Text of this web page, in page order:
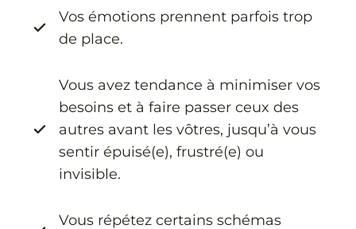
Vos émotions prennent parfois trop
de place.
Vous avez tendance à minimiser vos
besoins et à faire passer ceux des
autres avant les vôtres, jusqu’à vous
sentir épuisé(e), frustré(e) ou
invisible.
Vous répétez certains schémas